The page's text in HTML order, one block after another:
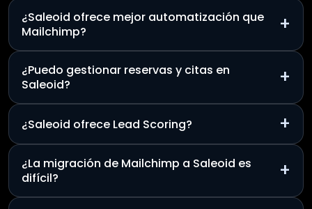
¿Saleoid ofrece mejor automatización que
Mailchimp?
+
¿Puedo gestionar reservas y citas en
Saleoid?
+
¿Saleoid ofrece Lead Scoring? +
¿La migración de Mailchimp a Saleoid es
difícil?
+